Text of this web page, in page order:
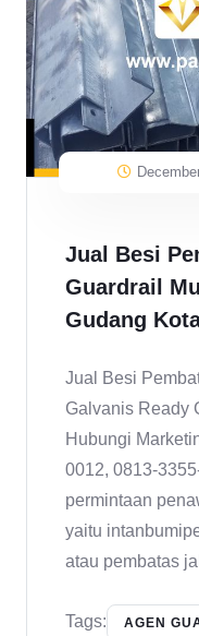
Jual Besi
Guardrail
Gudang
Jual Besi
Galvanis Ready
Hubungi
0012, 0813-
permintaan
yaitu
atau pembatas
Tags: AGEN